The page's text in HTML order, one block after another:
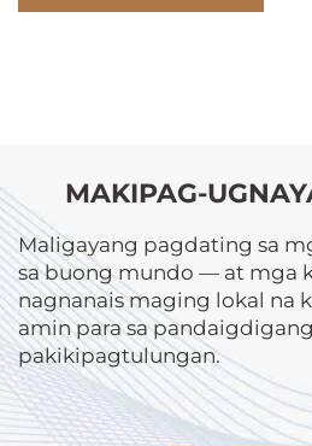
MAKIPAG-
Maligayang pagdating sa
sa buong mundo — at mga
nagnanais maging lokal na
amin para sa
pakikipagtulungan.